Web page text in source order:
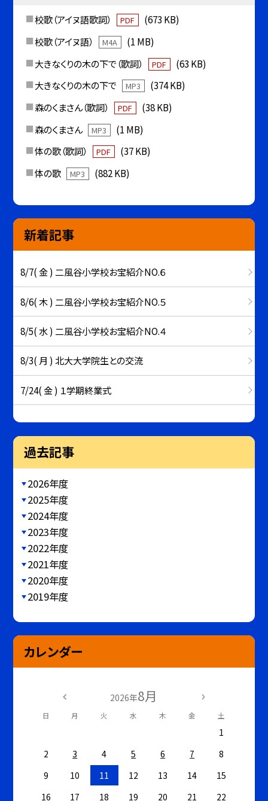
校歌（アイヌ語歌詞） PDF
(673 KB)
校歌（アイヌ語）
M4A
(1 MB)
大きなくりの木の下で（歌詞）
PDF
(63 KB)
大きなくりの木の下で
MP3
(374 KB)
森のくまさん（歌詞）
PDF
(38 KB)
森のくまさん
MP3
(1 MB)
体の歌（歌詞）
PDF
(37 KB)
体の歌
MP3 (882 KB)
新着記事
8/7( 金 ) 二風谷小学校お宝紹介NO.６
8/6( 木 ) 二風谷小学校お宝紹介NO.５
8/5( 水 ) 二風谷小学校お宝紹介NO.４
8/3( 月 ) 北大大学院生との交流
7/24( 金 ) １学期終業式
過去記事
2026年度
2025年度
2024年度
2023年度
2022年度
2021年度
2020年度
2019年度
カレンダー
2026年8月
日 月 火 水 木 金 土
1
2
3 4 5 6 7
8
9
10 11 12 13 14
15
16
17 18 19 20 21
22